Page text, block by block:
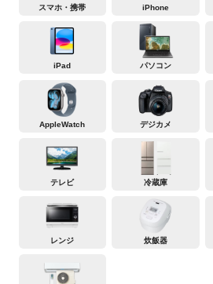
スマホ・携帯 iPhone
iPad パソコン
AppleWatch デジカメ
テレビ 冷蔵庫
レンジ 炊飯器